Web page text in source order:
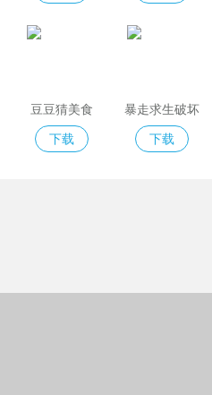
豆豆猜美食
下载
暴走求生破坏
模拟器
下载